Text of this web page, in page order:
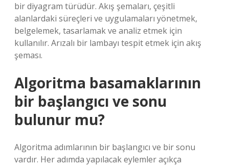
bir diyagram türüdür. Akış şemaları, çeşitli
alanlardaki süreçleri ve uygulamaları yönetmek,
belgelemek, tasarlamak ve analiz etmek için
kullanılır. Arızalı bir lambayı tespit etmek için akış
şeması.
Algoritma basamaklarının
bir başlangıcı ve sonu
bulunur mu?
Algoritma adımlarının bir başlangıcı ve bir sonu
vardır. Her adımda yapılacak eylemler açıkça